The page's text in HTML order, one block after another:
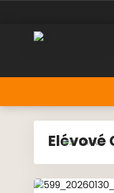
Elévové